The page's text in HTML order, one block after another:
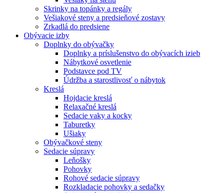
Skrinky na topánky a regály
Vešiakové steny a predsieňové zostavy
Zrkadlá do predsiene
Obývacie izby
Doplnky do obývačky
Doplnky a príslušenstvo do obývacích izieb
Nábytkové osvetlenie
Podstavce pod TV
Údržba a starostlivosť o nábytok
Kreslá
Hojdacie kreslá
Relaxačné kreslá
Sedacie vaky a kocky
Taburetky
Ušiaky
Obývačkové steny
Sedacie súpravy
Leňošky
Pohovky
Rohové sedacie súpravy
Rozkladacie pohovky a sedačky